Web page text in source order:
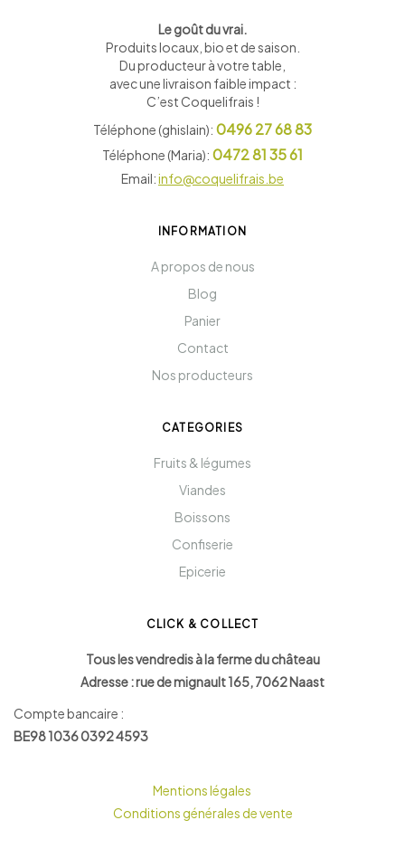
Le goût du vrai.
Produits locaux, bio et de saison
Du producteur à votre table,
avec une livraison faible impact :
C’est Coquelifrais !
Téléphone (ghislain): 0496 27 68 83
Téléphone (Maria): 0472 81 35 61
Email:info@coquelifrais.be
INFORMATION
A propos de nous
Blog
Panier
Contact
Nos producteurs
CATEGORIES
Fruits & légumes
Viandes
Boissons
Confiserie
Epicerie
CLICK & COLLECT
Tous les vendredis à la ferme du château
Adresse : rue de mignault 165, 7062 Naast
Compte bancaire :
BE98 1036 0392 4593
Mentions légales
Conditions générales de vente